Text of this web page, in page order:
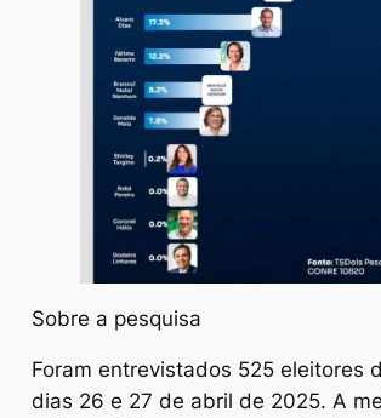
Sobre a pesquisa
Foram entrevistados 525 eleitores
dias 26 e 27 de abril de 2025. A